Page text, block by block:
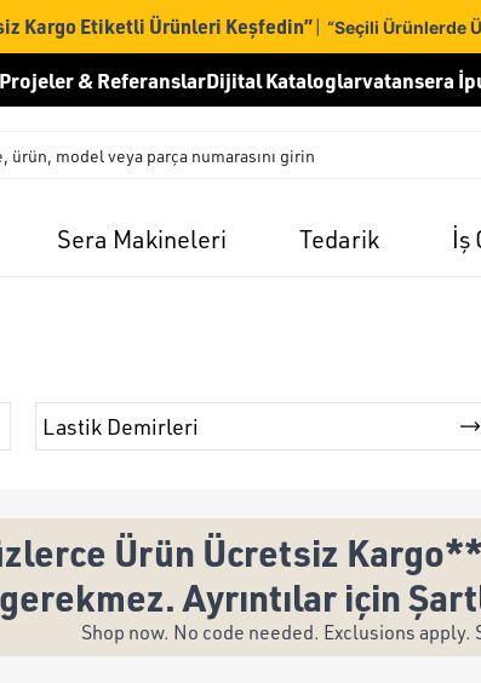
Kargo Etiketli Ürünleri Keşfedin”| “Seçili Ürünlerde
Projeler & ReferanslarDijital Kataloglarvatansera
Sera Makineleri Tedarik İş
Lastik Demirleri
Ürün Ücretsiz
Ayrıntılar için
Shop now. No code needed. Exclusions